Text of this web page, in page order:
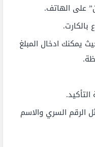
على الهاتف.
يمكنك ادخال المبلغ
الرقم السري والاسم